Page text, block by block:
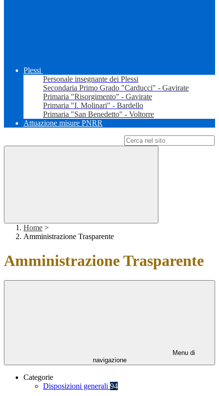
Plessi
Personale insegnante dei Plessi
Secondaria Primo Grado "Carducci" - Gavirate
Primaria "Risorgimento" - Gavirate
Primaria "I. Molinari" - Bardello
Primaria "San Benedetto" - Voltorre
Attuazione misure PNRR
Home >
Amministrazione Trasparente
Amministrazione Trasparente
Menu di
navigazione
Categorie
Disposizioni generali 94